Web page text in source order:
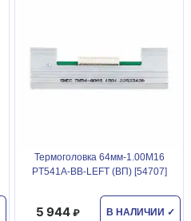
Термоголовка 64мм-1.00M16
PT541A-BB-LEFT (ВП) [54707]
В НАЛИЧИИ ✓
5 944